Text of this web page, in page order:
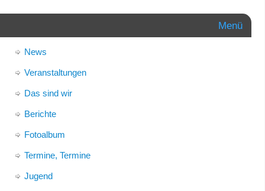
Menü
News
Veranstaltungen
Das sind wir
Berichte
Fotoalbum
Termine, Termine
Jugend